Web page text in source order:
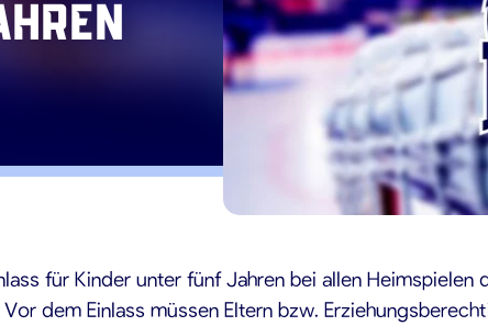
für Kinder unter fünf Jahren bei allen
dem Einlass müssen Eltern bzw.